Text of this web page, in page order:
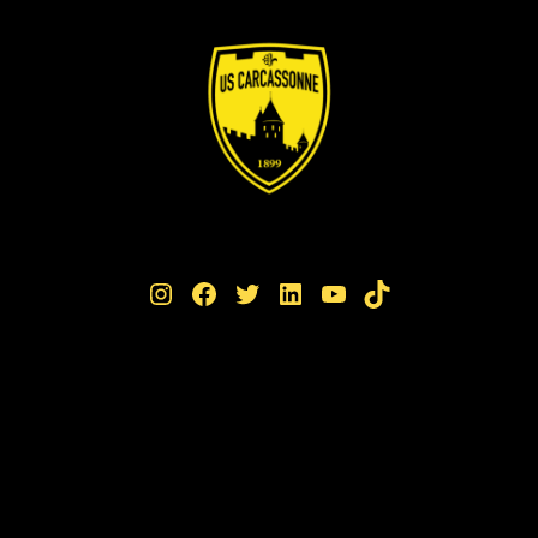
Instagram Facebook Twitter LinkedIn YouTube TikTok